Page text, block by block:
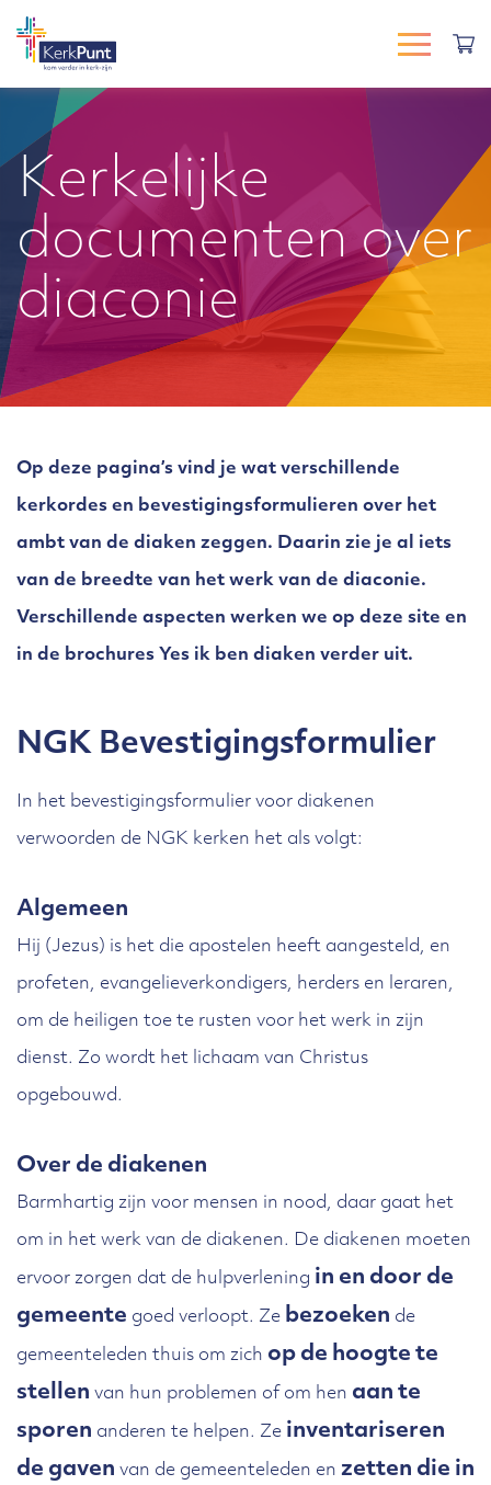
Kerkelijke
documenten over
diaconie
Op deze pagina’s vind je wat verschillende
kerkordes en bevestigingsformulieren over het
ambt van de diaken zeggen. Daarin zie je al iets
van de breedte van het werk van de diaconie.
Verschillende aspecten werken we op deze site en
in de brochures Yes ik ben diaken verder uit.
NGK Bevestigingsformulier
In het bevestigingsformulier voor diakenen
verwoorden de NGK kerken het als volgt:
Algemeen
Hij (Jezus) is het die apostelen heeft aangesteld, en
profeten, evangelieverkondigers, herders en leraren,
om de heiligen toe te rusten voor het werk in zijn
dienst. Zo wordt het lichaam van Christus
opgebouwd.
Over de diakenen
Barmhartig zijn voor mensen in nood, daar gaat het
om in het werk van de diakenen. De diakenen moeten
ervoor zorgen dat de hulpverlening in en door de
gemeente goed verloopt. Ze bezoeken de
gemeenteleden thuis om zich op de hoogte te
stellen van hun problemen of om hen aan te
sporen anderen te helpen. Ze inventariseren
de gaven van de gemeenteleden en zetten die in